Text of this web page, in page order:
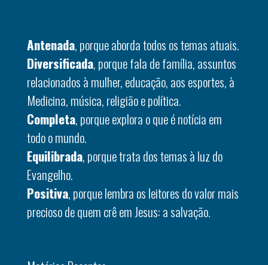
Antenada, porque aborda todos os temas atuais.
Diversificada, porque fala de família, assuntos
relacionados à mulher, educação, aos esportes, à
Medicina, música, religião e política.
Completa, porque explora o que é notícia em
todo o mundo.
Equilibrada, porque trata dos temas à luz do
Evangelho.
Positiva, porque lembra os leitores do valor mais
precioso de quem crê em Jesus: a salvação.